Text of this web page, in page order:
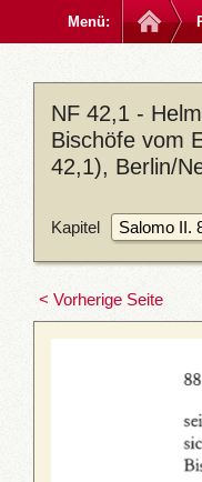
Menü:
NF 42,1 -
Bischöfe vom
42,1), Berlin/
Kapitel
< Vorherige Seite